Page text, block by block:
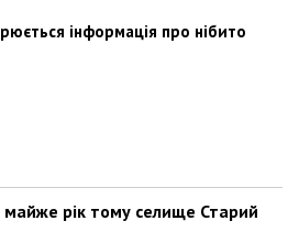
інформація про нібито
майже рік тому селище Старий